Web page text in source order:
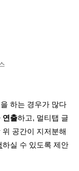
하는 경우가 많다
연출하고, 멀티탭 글
공간이 지저분해
하실 수 있도록 제안